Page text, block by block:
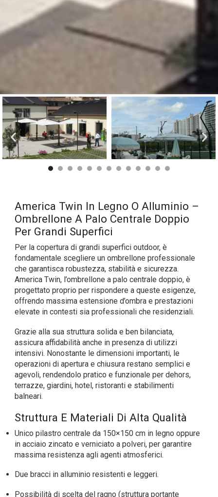
America Twin In Legno O Alluminio –
Ombrellone A Palo Centrale Doppio
Per Grandi Superfici
Per la copertura di grandi superfici outdoor, è
fondamentale scegliere un ombrellone professionale
che garantisca robustezza, stabilità e sicurezza.
America Twin, l’ombrellone a palo centrale doppio, è
progettato proprio per rispondere a queste esigenze,
offrendo massima estensione d’ombra e prestazioni
elevate in contesti sia professionali che residenziali.
Grazie alla sua struttura solida e ben bilanciata,
assicura affidabilità anche in presenza di utilizzi
intensivi. Nonostante le dimensioni importanti, le
operazioni di apertura e chiusura restano semplici e
agevoli, rendendolo pratico e funzionale per dehors,
terrazze, giardini, hotel, ristoranti e stabilimenti
balneari.
Struttura E Materiali Di Alta Qualità
Unico pilastro centrale da 150×150 cm in legno oppure
in acciaio zincato e verniciato a polveri, per garantire
massima resistenza agli agenti atmosferici.
Due bracci in alluminio resistenti e leggeri.
Possibilità di scelta del ragno (struttura portante